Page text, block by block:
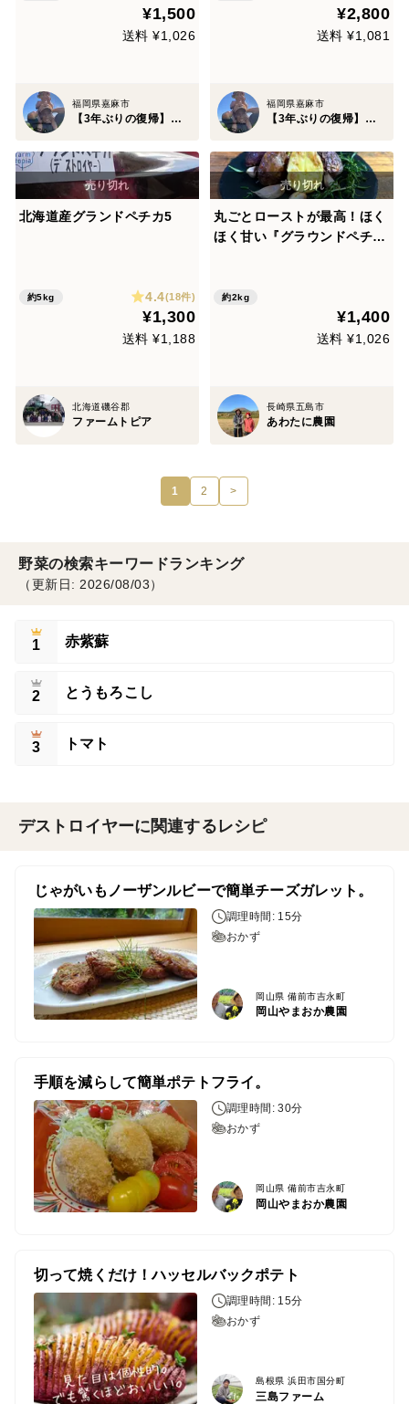
¥1,500
送料 ¥1,026
福岡県嘉麻市
【3年ぶりの復帰】川村菜園
¥2,800
送料 ¥1,081
福岡県嘉麻市
【3年ぶりの復帰】川村菜園
北海道産グランドペチカ5
約5kg 4.4(18件)
¥1,300
送料 ¥1,188
北海道磯谷郡
ファームトピア
丸ごとローストが最高！ほく
ほく甘い『グラウンドペチ
約2kg
¥1,400
送料 ¥1,026
長崎県五島市
あわたに農園
1 2 >
野菜の検索キーワードランキング
（更新日: 2026/08/03）
1 赤紫蘇
2 とうもろこし
3 トマト
デストロイヤーに関連するレシピ
じゃがいもノーザンルビーで簡単チーズガレット。
調理時間: 15分
おかず
岡山県 備前市吉永町
岡山やまおか農園
手順を減らして簡単ポテトフライ。
調理時間: 30分
おかず
岡山県 備前市吉永町
岡山やまおか農園
切って焼くだけ！ハッセルバックポテト
調理時間: 15分
おかず
島根県 浜田市国分町
三島ファーム